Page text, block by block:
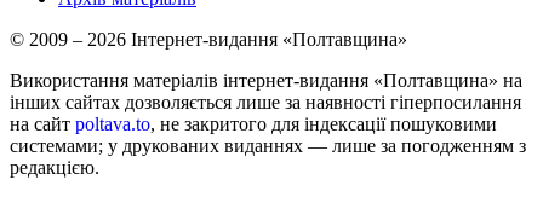
© 2009 – 2026 Інтернет-видання «Полтавщина»
Використання матеріалів інтернет-видання «Полтавщина» на
інших сайтах дозволяється лише за наявності гіперпосилання
на сайт poltava.to, не закритого для індексації пошуковими
системами; у друкованих виданнях — лише за погодженням з
редакцією.